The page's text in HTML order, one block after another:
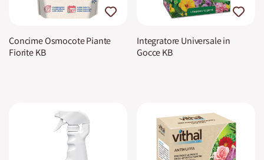
Concime Osmocote Piante
Fiorite KB
Integratore Universale in
Gocce KB